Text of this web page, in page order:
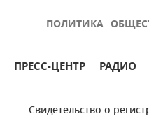
ПОЛИТИКА
ПРЕСС-ЦЕНТР РАДИО
Свидетельство о